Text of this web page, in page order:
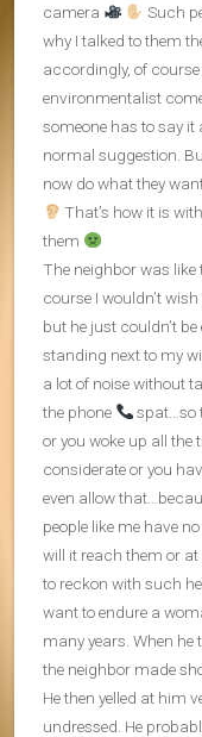
camera
Such
why I talked to them
accordingly, of
environmentalist
someone has to say it
normal suggestion.
now do what they
That’s how it is
them
The neighbor was
course I wouldn’t
but he just couldn’t
standing next to my
a lot of noise without
the phone
spat…so
or you woke up all the
considerate or you
even allow
people like me have
will it reach them or
to reckon with such
want to endure a
many years. When he
the neighbor made
He then yelled at him
undressed. He